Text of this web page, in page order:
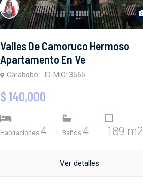
Valles De Camoruco Hermoso
Apartamento En Ve
Carabobo ID-MIO: 3565
$ 140,000
Habitaciones 4 Baños 4 189 m2
Ver detalles